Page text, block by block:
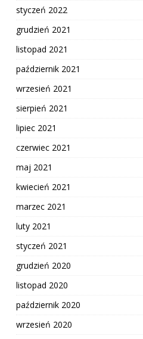
styczeń 2022
grudzień 2021
listopad 2021
październik 2021
wrzesień 2021
sierpień 2021
lipiec 2021
czerwiec 2021
maj 2021
kwiecień 2021
marzec 2021
luty 2021
styczeń 2021
grudzień 2020
listopad 2020
październik 2020
wrzesień 2020